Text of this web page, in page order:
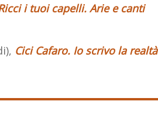
i tuoi capelli. Arie e canti
Cici Cafaro. Io scrivo la realtà